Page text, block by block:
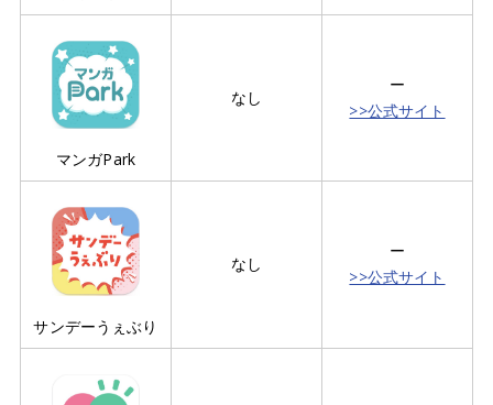
マンガPark
なし
ー
>>公式サイト
サンデーうぇぶり
なし
ー
>>公式サイト